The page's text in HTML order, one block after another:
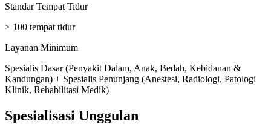
Standar Tempat Tidur
≥ 100 tempat tidur
Layanan Minimum
Spesialis Dasar (Penyakit Dalam, Anak, Bedah, Kebidanan &
Kandungan) + Spesialis Penunjang (Anestesi, Radiologi, Patologi
Klinik, Rehabilitasi Medik)
Spesialisasi Unggulan